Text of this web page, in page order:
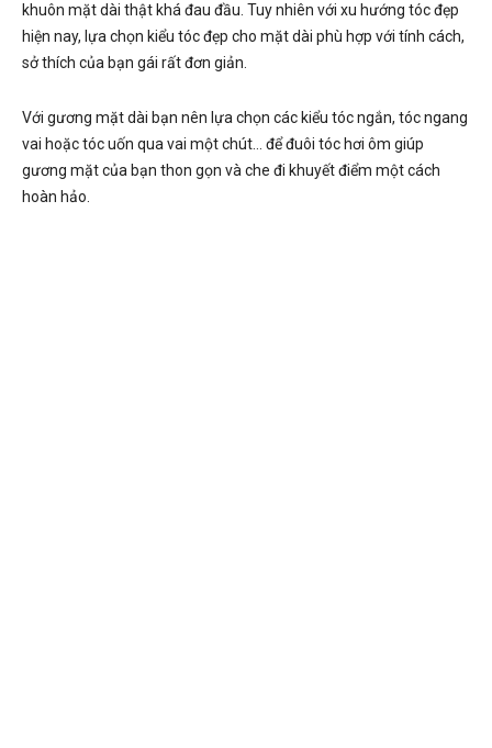
khuôn mặt dài thật khá đau đầu. Tuy nhiên với xu hướng tóc đẹp
hiện nay, lựa chọn kiểu tóc đẹp cho mặt dài phù hợp với tính cách,
sở thích của bạn gái rất đơn giản.
Với gương mặt dài bạn nên lựa chọn các kiểu tóc ngắn, tóc ngang
vai hoặc tóc uốn qua vai một chút… để đuôi tóc hơi ôm giúp
gương mặt của bạn thon gọn và che đi khuyết điểm một cách
hoàn hảo.